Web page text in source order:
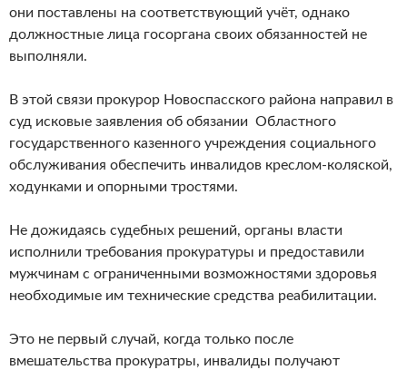
они поставлены на соответствующий учёт, однако
должностные лица госоргана своих обязанностей не
выполняли.
В этой связи прокурор Новоспасского района направил в
суд исковые заявления об обязании Областного
государственного казенного учреждения социального
обслуживания обеспечить инвалидов креслом-коляской,
ходунками и опорными тростями.
Не дожидаясь судебных решений, органы власти
исполнили требования прокуратуры и предоставили
мужчинам с ограниченными возможностями здоровья
необходимые им технические средства реабилитации.
Это не первый случай, когда только после
вмешательства прокуратры, инвалиды получают